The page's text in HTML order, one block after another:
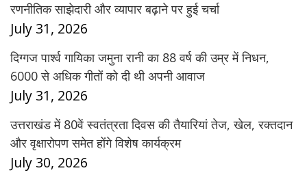
रणनीतिक साझेदारी और व्यापार बढ़ाने पर हुई चर्चा
July 31, 2026
दिग्गज पार्श्व गायिका जमुना रानी का 88 वर्ष की उम्र में निधन,
6000 से अधिक गीतों को दी थी अपनी आवाज
July 31, 2026
उत्तराखंड में 80वें स्वतंत्रता दिवस की तैयारियां तेज, खेल, रक्तदान
और वृक्षारोपण समेत होंगे विशेष कार्यक्रम
July 30, 2026